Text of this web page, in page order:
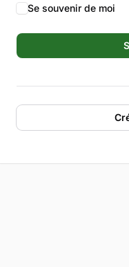
Se souvenir de moi